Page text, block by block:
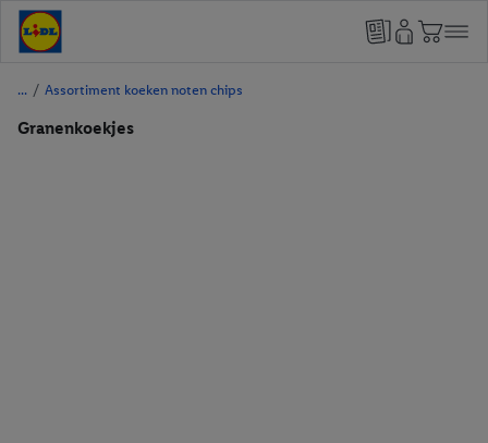
/ Assortiment koeken noten chips
Granenkoekjes